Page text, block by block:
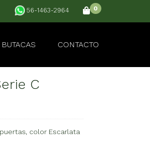
56-1463-2964 0
BUTACAS CONTACTO
C
color Escarlata